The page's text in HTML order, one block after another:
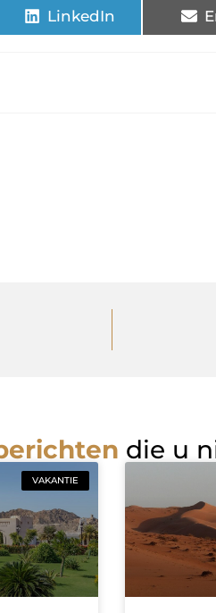
LinkedIn
die u
VAKANTIE